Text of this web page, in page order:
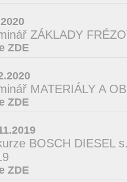
ZÁKLADY
ZDE
MATERIÁLY A
ZDE
BOSCH DIESEL
ZDE